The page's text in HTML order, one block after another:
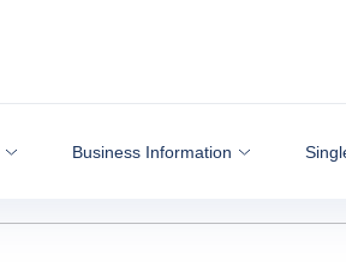
Business Information